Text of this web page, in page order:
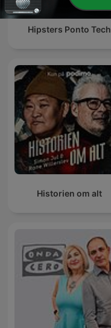
Hipsters Ponto Tech
Historien om alt